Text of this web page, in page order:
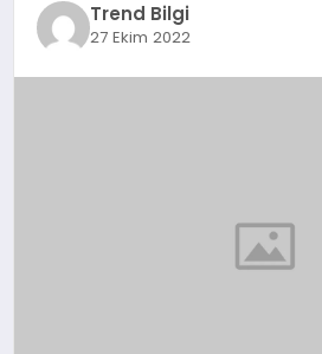
Trend Bilgi
27 Ekim 2022